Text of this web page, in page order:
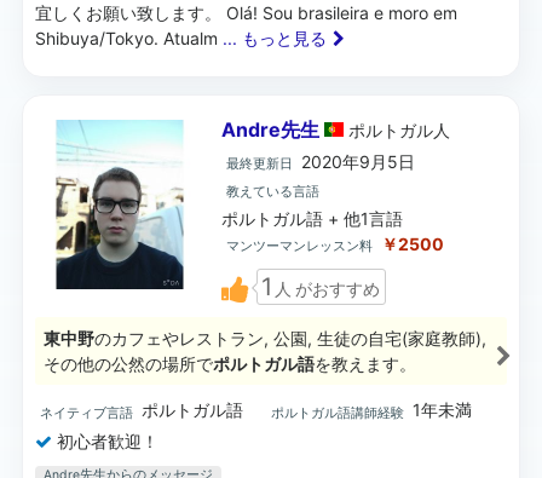
宜しくお願い致します。 Olá! Sou brasileira e moro em
Shibuya/Tokyo. Atualm ... もっと見る
Andre先生 ポルトガル人
最終更新日 2020年9月5日
教えている言語
ポルトガル語 + 他1言語
マンツーマンレッスン料 ￥2500
1 人 がおすすめ
東中野のカフェやレストラン, 公園, 生徒の自宅(家庭教師),
その他の公然の場所でポルトガル語を教えます。
ネイティブ言語 ポルトガル語 ポルトガル語講師経験 1年未満
初心者歓迎！